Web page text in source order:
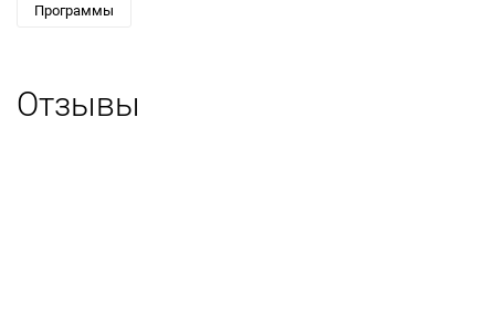
Программы
Отзывы